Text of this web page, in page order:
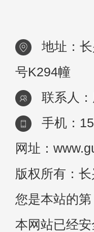
地址：
号K294幢
联系人
手机：
网址：
版权所有：
您是本站的第
本网站已经